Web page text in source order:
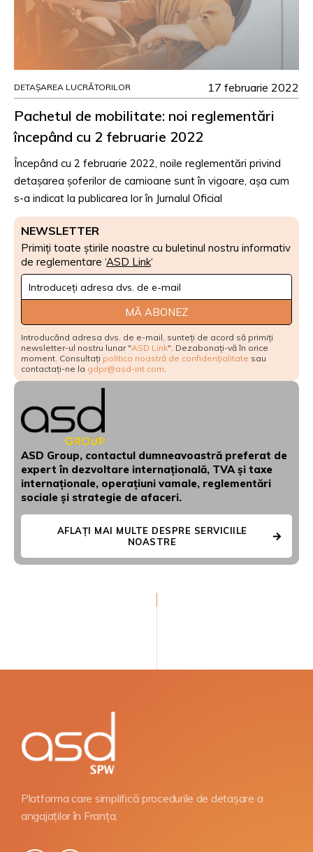
NEWSLETTER
Primiți toate știrile noastre cu buletinul nostru informativ
de reglementare ‘ASD Link‘
Newsletter
Signup
MĂ ABONEZ
Introducând adresa dvs. de e-mail, sunteți de acord să primiți
newsletter-ul nostru lunar "ASD Link". Dezabonați-vă în orice
moment. Consultați politica noastră de confidențialitate sau
contactați-ne la gdpr@asd-int.com.
ASD Group, contactul dumneavoastră preferat de
expert în dezvoltare internațională, TVA și taxe
internaționale, operațiuni vamale, reglementări
sociale și strategie de afaceri.
AFLAȚI MAI MULTE DESPRE SERVICIILE
NOASTRE
DETAȘAREA LUCRĂTORILOR 17 februarie 2022
Pachetul de mobilitate: noi reglementări
începând cu 2 februarie 2022
Începând cu 2 februarie 2022, noile reglementări privind
detașarea șoferilor de camioane sunt în vigoare, așa cum
s-a indicat la publicarea lor în Jurnalul Oficial
Platforma care simplifică procedurile de detașare a
angajaților în Franța.